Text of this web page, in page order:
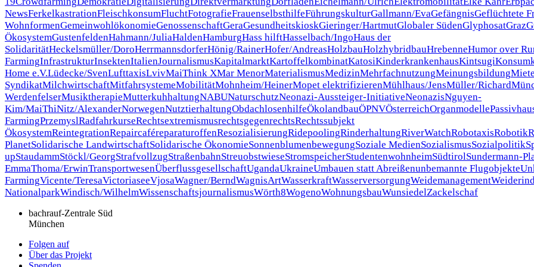
NewsFerkelkastrationFleischkonsumFluchtFotografieFrauenselbsthilfeFührungskulturGallmann/EvaGefängnisGeflüchtete
WohnformenGemeinwohlökonomieGenossenschaftGeraGesundheitskioskGieringer/HartmutGlobaler SüdenGlyphosatGraz
ÖkosystemGustenfeldenHahmann/JuliaHaldenHamburgHass hilftHasselbach/IngoHaus der
SolidaritätHeckelsmüller/DoroHerrmannsdorferHönig/RainerHofer/AndreasHolzbauHolzhybridbauHrebenneHumor over
FarmingInfrastrukturInsektenItalienJournalismusKapitalmarktKartoffelkombinatKatosiKinderkrankenhausKintsugi
Home e.V.Lüdecke/SvenLufttaxisLvivMaiThink XMar MenorMaterialismusMedizinMehrfachnutzungMeinungsbildung
SyndikatMilchwirtschaftMitfahrsystemeMobilitätMohnheim/HeinerMopet elektrifizierenMühlhaus/JensMüller/Richard
WerdenfelserMusiktherapieMutterkuhhaltungNABUNaturschutzNeonazi-Aussteiger-InitiativeNeonazisNguyen-
Kim/MaiThiNitz/AlexanderNorwegenNutztierhaltungObdachlosenhilfeÖkolandbauÖPNVÖsterreichOrganmodelle
FarmingPrzemyslRadfahrkurseRechtsextremismusrechtsgegenrechtsRechtssubjekt
ÖkosystemReintegrationRepaircaféreparaturoffenResozialisierungRidepoolingRinderhaltungRiverWatchRobotaxisRobotik
PlanetSolidarische LandwirtschaftSolidarische ÖkonomieSonnenblumenbewegungSoziale MedienSozialismusSozialpolitik
upStaudammStöckl/GeorgStrafvollzugStraßenbahnStreuobstwieseStromspeicherStudentenwohnheimSüdtirolSundermann-
EmmaThoma/ErwinTransportwesenÜberflussgesellschaftUgandaUkraineUmbauen statt Abreißenunbemannte Flugobjekte
FarmingVicente/TeresaVictoriaseeVjosaWagner/BerndWagnisArtWasserkraftWasserversorgungWeidemanagementWeiderind
NationalparkWindisch/WilhelmWissenschaftsjournalismusWörth8WogenoWohnungsbauWunsiedelZackelschaf
bachrauf-Zentrale Süd
München
Folgen auf
Über das Projekt